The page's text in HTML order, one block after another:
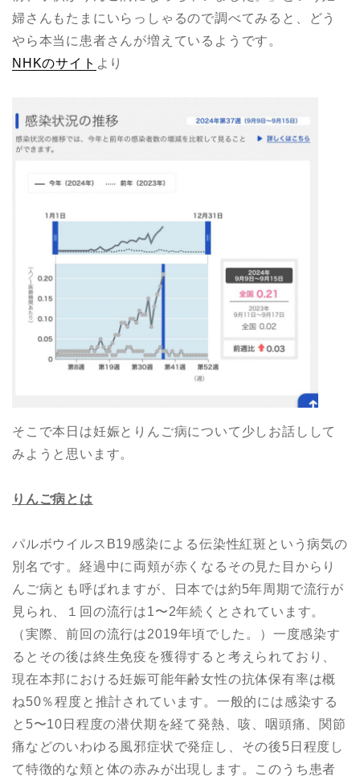
婦さんもたまにいらっしゃるので調べてみると、どう
やら本当に患者さんが増えているようです。
NHKのサイト より
そこで本日は妊娠とりんご病について少しお話しして
みようと思います。
りんご病とは
パルボウイルスB19感染による伝染性紅斑という病気の
別名です。経過中に両頬が赤くなるその見た目からり
んご病とも呼ばれますが、日本では約5年周期で流行が
見られ、１回の流行は1〜2年続くとされています。
（実際、前回の流行は2019年頃でした。）一度感染す
るとその後は終生免疫を獲得すると考えられており、
現在本邦における妊娠可能年齢女性の抗体保有率は概
ね50％程度と推計されています。一般的には感染する
と5〜10日程度の潜伏期を経て発熱、咳、咽頭痛、関節
痛などのいわゆる風邪症状で発症し、その後5日程度し
て特徴的な頬と体の赤みが出現します。このうち患者